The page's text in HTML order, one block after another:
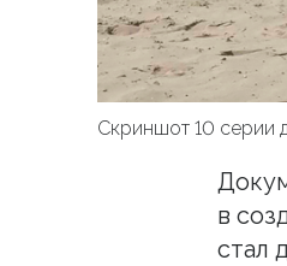
Скриншот 10 серии
в
стал